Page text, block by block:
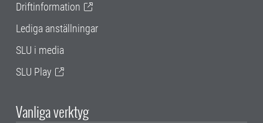
Driftinformation
Lediga anställningar
SLU i media
SLU Play
Vanliga verktyg